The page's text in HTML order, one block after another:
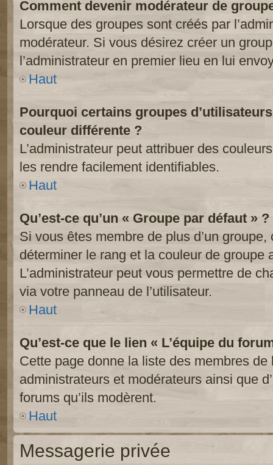
Comment devenir modérateur de
Lorsque des groupes sont créés par
modérateur. Si vous désirez créer un
l’administrateur en premier lieu en lui
Haut
Pourquoi certains groupes
couleur différente ?
L’administrateur peut attribuer des
les rendre facilement identifiables.
Haut
Qu’est-ce qu’un « Groupe par défaut » ?
Si vous êtes membre de plus d’un
déterminer le rang et la couleur de groupe
L’administrateur peut vous permettre de
via votre panneau de l’utilisateur.
Haut
Qu’est-ce que le lien « L’équipe du
Cette page donne la liste des membres de
administrateurs et modérateurs ainsi que
forums qu’ils modèrent.
Haut
Messagerie privée